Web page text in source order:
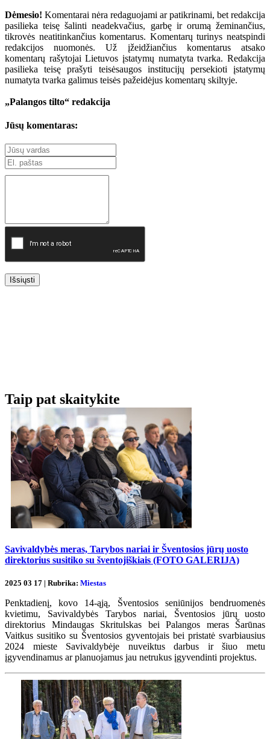
Dėmesio! Komentarai nėra redaguojami ar patikrinami, bet redakcija
pasilieka teisę šalinti neadekvačius, garbę ir orumą žeminančius,
tikrovės neatitinkančius komentarus. Komentarų turinys neatspindi
redakcijos nuomonės. Už įžeidžiančius komentarus atsako
komentarų rašytojai Lietuvos įstatymų numatyta tvarka. Redakcija
pasilieka teisę prašyti teisėsaugos institucijų persekioti įstatymų
numatyta tvarka galimus teisės pažeidėjus komentarų skiltyje.
„Palangos tilto“ redakcija
Jūsų komentaras:
Išsiųsti
Taip pat skaitykite
Savivaldybės meras, Tarybos nariai ir Šventosios jūrų uosto
direktorius susitiko su šventojiškiais (FOTO GALERIJA)
2025 03 17 | Rubrika: Miestas
Penktadienį, kovo 14-ąją, Šventosios seniūnijos bendruomenės
kvietimu, Savivaldybės Tarybos nariai, Šventosios jūrų uosto
direktorius Mindaugas Skritulskas bei Palangos meras Šarūnas
Vaitkus susitiko su Šventosios gyventojais bei pristatė svarbiausius
2024 mieste Savivaldybėje nuveiktus darbus ir šiuo metu
įgyvendinamus ar planuojamus jau netrukus įgyvendinti projektus.